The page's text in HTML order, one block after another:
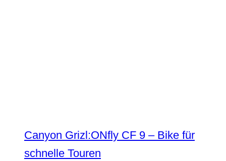
Canyon Grizl:ONfly CF 9 – Bike für
schnelle Touren